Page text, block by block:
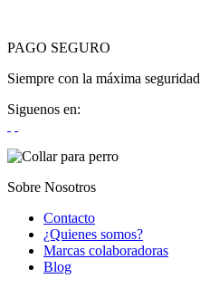
PAGO SEGURO
Siempre con la máxima seguridad
Siguenos en:
Sobre Nosotros
Contacto
¿Quienes somos?
Marcas colaboradoras
Blog